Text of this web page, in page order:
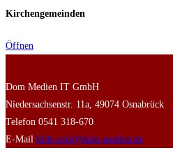
Kirchengemeinden
Öffnen
Dom Medien IT GmbH
Niedersachsenstr. 11a, 49074 Osnabrück
Telefon 0541 318-670
E-Mail hilfe.opti@dom-medien.de